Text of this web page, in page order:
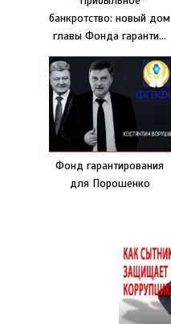
банкротство: новый дом
главы Фонда гаранти...
Фонд гарантирования
для Порошенко